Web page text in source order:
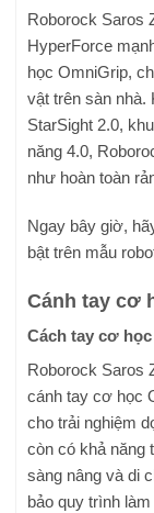
Roborock Saros
HyperForce
học OmniGrip,
vật trên sàn nhà.
StarSight 2.0,
năng 4.0,
như hoàn toàn
Ngay bây giờ,
bật trên mẫu
Cánh tay cơ
Cách tay cơ
Roborock Saros
cánh tay cơ học
cho trải nghiệm
còn có khả năng
sàng nâng và di
bảo quy trình